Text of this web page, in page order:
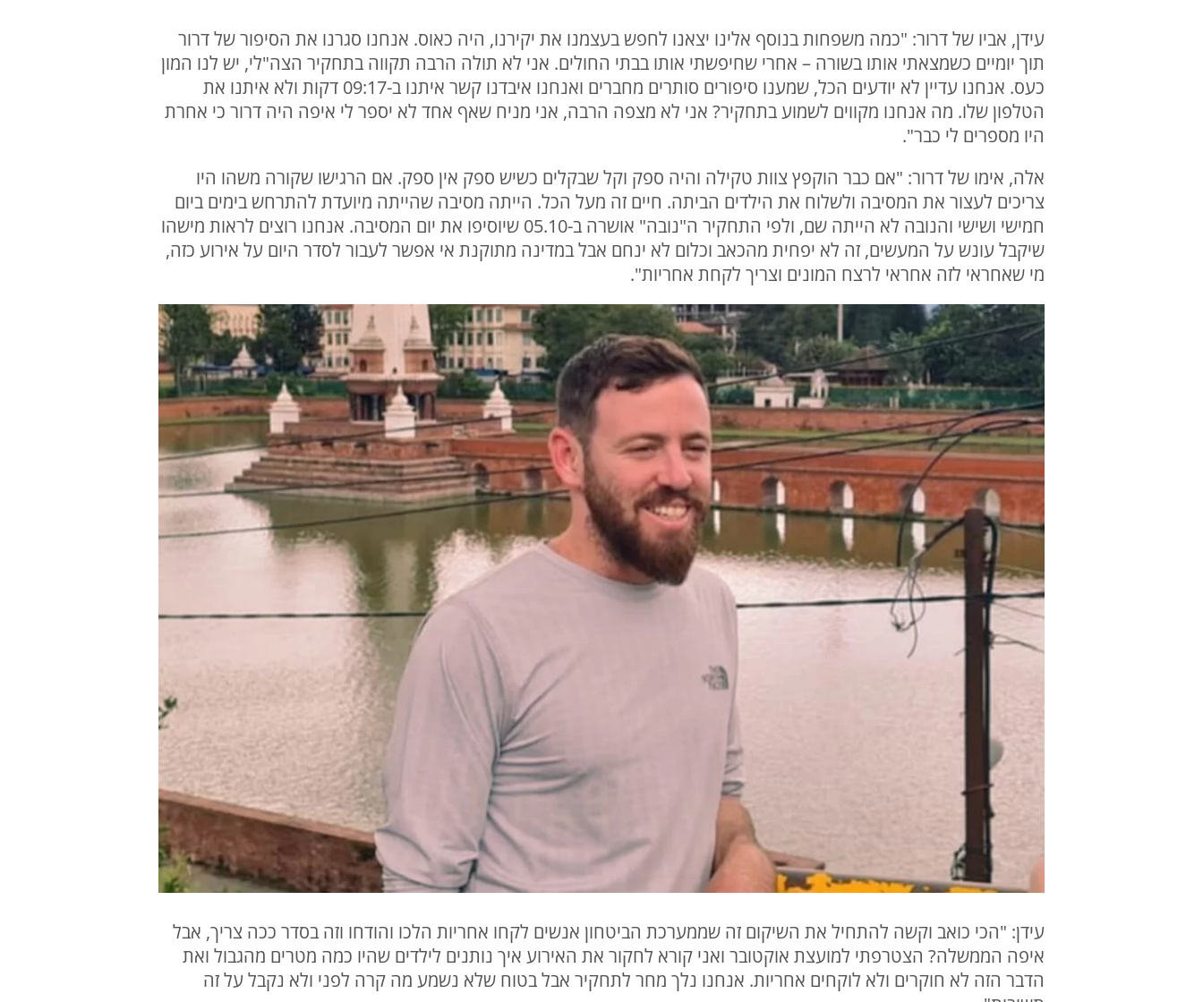
עידן, אביו של דרור: "כמה משפחות בנוסף אלינו יצאנו לחפש בעצמנו את יקירנו, היה כאוס. אנחנו סגרנו את הסיפור של דרור
תוך יומיים כשמצאתי אותו בשורה – אחרי שחיפשתי אותו בבתי החולים. אני לא תולה הרבה תקווה בתחקיר הצה"לי, יש לנו המון
כעס. אנחנו עדיין לא יודעים הכל, שמענו סיפורים סותרים מחברים ואנחנו איבדנו קשר איתנו ב-09:17 דקות ולא איתנו את
הטלפון שלו. מה אנחנו מקווים לשמוע בתחקיר? אני לא מצפה הרבה, אני מניח שאף אחד לא יספר לי איפה היה דרור כי אחרת
היו מספרים לי כבר".
אלה, אימו של דרור: "אם כבר הוקפץ צוות טקילה והיה ספק וקל שבקלים כשיש ספק אין ספק. אם הרגישו שקורה משהו היו
צריכים לעצור את המסיבה ולשלוח את הילדים הביתה. חיים זה מעל הכל. הייתה מסיבה שהייתה מיועדת להתרחש בימים ביום
חמישי ושישי והנובה לא הייתה שם, ולפי התחקיר ה"נובה" אושרה ב-05.10 שיוסיפו את יום המסיבה. אנחנו רוצים לראות מישהו
שיקבל עונש על המעשים, זה לא יפחית מהכאב וכלום לא ינחם אבל במדינה מתוקנת אי אפשר לעבור לסדר היום על אירוע כזה,
מי שאחראי לזה אחראי לרצח המונים וצריך לקחת אחריות".
עידן: "הכי כואב וקשה להתחיל את השיקום זה שממערכת הביטחון אנשים לקחו אחריות הלכו והודחו וזה בסדר ככה צריך, אבל
איפה הממשלה? הצטרפתי למועצת אוקטובר ואני קורא לחקור את האירוע איך נותנים לילדים שהיו כמה מטרים מהגבול ואת
הדבר הזה לא חוקרים ולא לוקחים אחריות. אנחנו נלך מחר לתחקיר אבל בטוח שלא נשמע מה קרה לפני ולא נקבל על זה